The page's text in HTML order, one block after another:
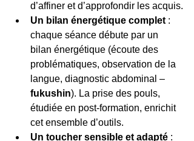
d’affiner et d’approfondir les acquis.
Un bilan énergétique complet :
chaque séance débute par un
bilan énergétique (écoute des
problématiques, observation de la
langue, diagnostic abdominal –
fukushin). La prise des pouls,
étudiée en post-formation, enrichit
cet ensemble d’outils.
Un toucher sensible et adapté :